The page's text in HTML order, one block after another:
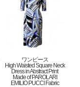
ワンピース
High Waisted Square Neck
Dress in Abstract Print
Made of PAROLARI
EMILIO PUCCI Fabric